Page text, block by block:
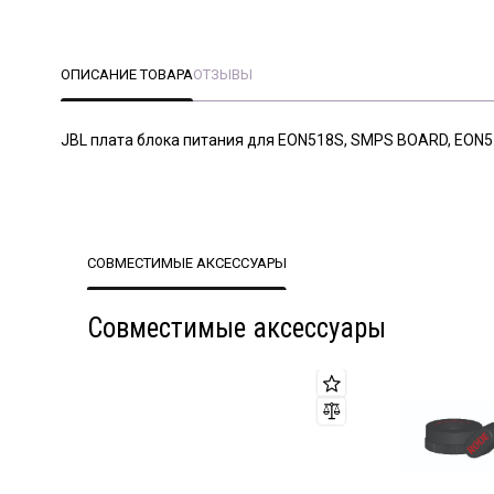
ОПИСАНИЕ ТОВАРАОТЗЫВЫ
JBL плата блока питания для EON518S, SMPS BOARD,
СОВМЕСТИМЫЕ АКСЕССУАРЫ
Совместимые аксессуары